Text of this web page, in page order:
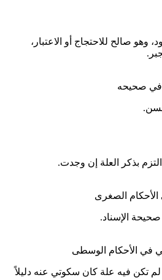
وهو صالح للاحتجاج أو الاعتبار،
في صحيحه
بذكر العلة إن وجدت.
الأحكام الصغرى
الإسناد.
في الأحكام الوسطى
تكن فيه علة كان سكوتي عنه دليلاً